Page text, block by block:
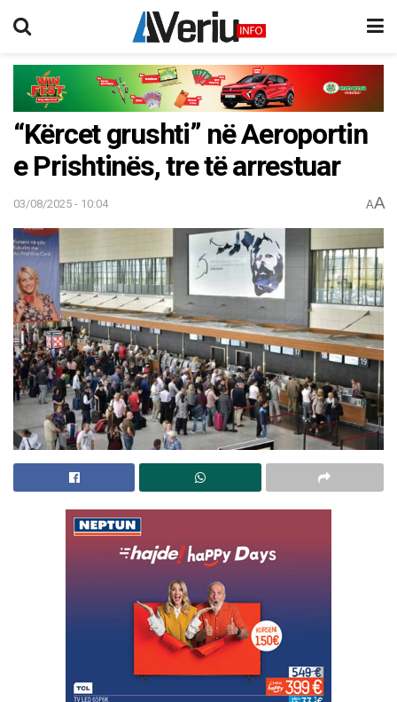
“Kërcet grushti” në Aeroportin
e Prishtinës, tre të arrestuar
03/08/2025 - 10:04 AA